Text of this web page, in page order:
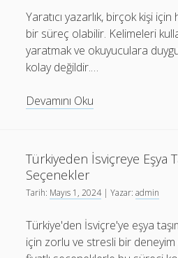
Yaratıcı yazarlık, birçok kişi
bir süreç olabilir. Kelimeleri
yaratmak ve okuyuculara
kolay değildir.…
Devamını Oku
5
Basit
Türkiyeden İsviçreye Eşya
Seçenekler
Tarih: Mayıs 1, 2024| Yazar:admin
Türkiye'den İsviçre'ye eşya
için zorlu ve stresli bir